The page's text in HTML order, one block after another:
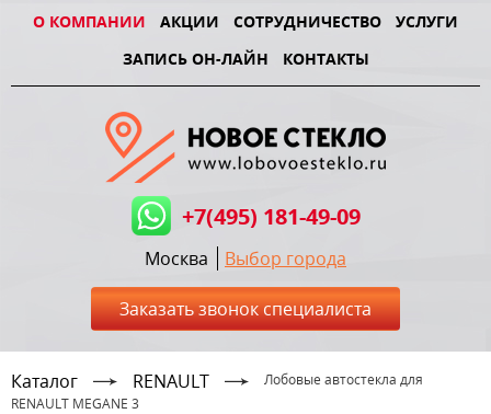
О КОМПАНИИ АКЦИИ СОТРУДНИЧЕСТВО
УСЛУГИ
ЗАПИСЬ ОН-ЛАЙН
КОНТАКТЫ
+7(495) 181-49-09
Москва Выбор города
Заказать звонок специалиста
Каталог RENAULT
Лобовые автостекла для
RENAULT MEGANE 3